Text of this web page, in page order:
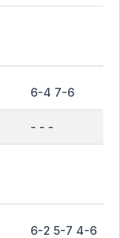
6-4 7-6
- - -
6-2 5-7 4-6